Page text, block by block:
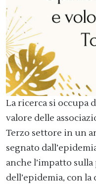
La ricerca si occupa
valore delle
Terzo settore in un
segnato
anche l’impatto
dell’epidemia, con